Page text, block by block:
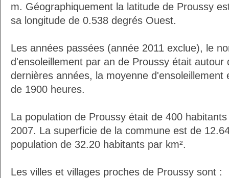
m. Géographiquement la latitude de Proussy
sa longitude de 0.538 degrés Ouest.
Les années passées (année 2011 exclue), le
d'ensoleillement par an de Proussy était autour
dernières années, la moyenne d'ensoleillement
de 1900 heures.
La population de Proussy était de 400
2007. La superficie de la commune est de
population de 32.20 habitants par km².
Les villes et villages proches de Proussy sont :